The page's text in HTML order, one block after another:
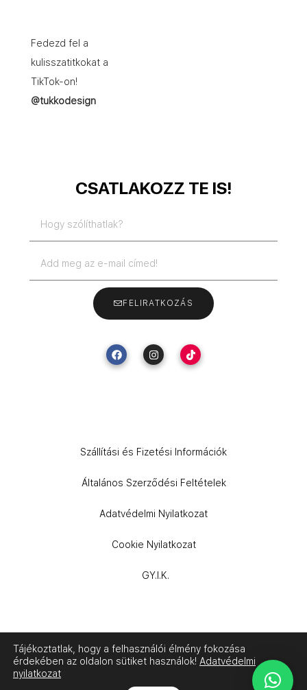
Fedezd fel a
kulisszatitkokat a
TikTok-on!
@tukkodesign
CSATLAKOZZ TE IS!
FELIRATKOZÁS
Szállítási és Fizetési Információk
Általános Szerződési Feltételek
Adatvédelmi Nyilatkozat
Cookie Nyilatkozat
GY.I.K.
Tájékoztatlak, hogy a felhasználói élmény fokozása
érdekében az oldalon sütiket használok! Adatvédelmi
nyilatkozat